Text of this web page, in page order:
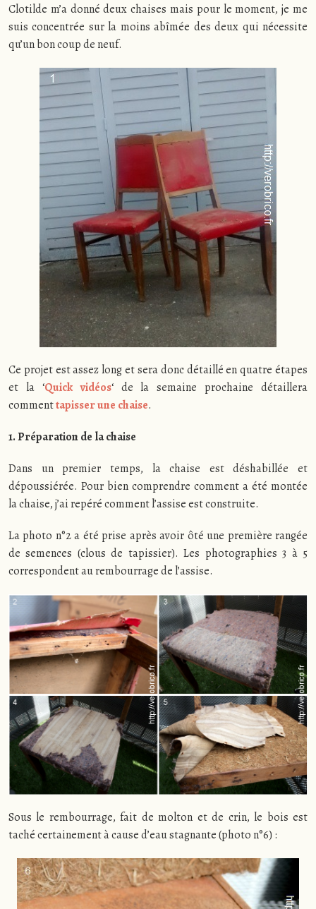
Clotilde m’a donné deux chaises mais pour le moment, je me
suis concentrée sur la moins abîmée des deux qui nécessite
qu’un bon coup de neuf.
Ce projet est assez long et sera donc détaillé en quatre étapes
et la ‘Quick vidéos‘ de la semaine prochaine détaillera
commenttapisser une chaise.
1. Préparation de la chaise
Dans un premier temps, la chaise est déshabillée et
dépoussiérée. Pour bien comprendre comment a été montée
la chaise, j’ai repéré comment l’assise est construite.
La photo n°2 a été prise après avoir ôté une première rangée
de semences (clous de tapissier). Les photographies 3 à 5
correspondent au rembourrage de l’assise.
Sous le rembourrage, fait de molton et de crin, le bois est
taché certainement à cause d’eau stagnante (photo n°6) :